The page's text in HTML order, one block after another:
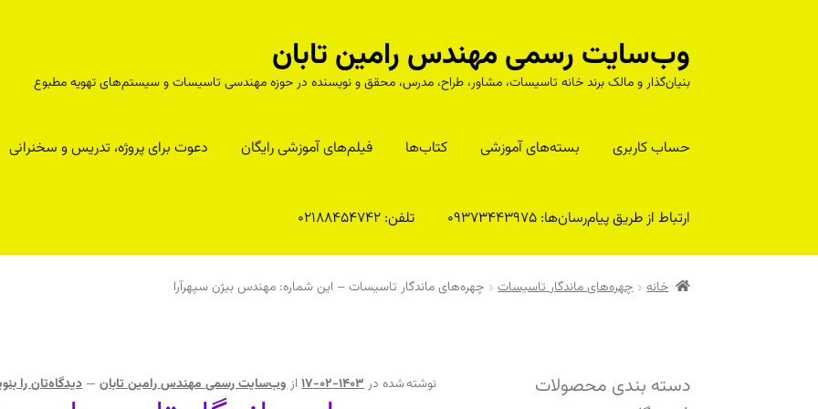
پرش
به
ناوبری
پرش
به
محتوا
وب‌سایت رسمی مهندس رامین تابان
بنیان‌گذار و مالک برند خانه تاسیسات، مشاور، طراح، مدرس، محقق و نویسنده در حوزه مهندسی تاسیسات و سیستم‌های تهویه مطبوع
حساب کاربری بسته‌های آموزشی کتا‌ب‌ها فیلم‌های آموزشی رایگان دعوت برای پروژه، تدریس و سخنرانی
ارتباط از طریق پیام‌رسان‌ها: 09373443975 تلفن: 02188454742
خانه چهره‌های ماندگار تاسیسات چهره‌های ماندگار تاسیسات – این شماره: مهندس بیژن سپهرآرا
نوشته شده در1403-02-17 ازوب‌سایت رسمی مهندس رامین تابان —دیدگاه‌تان را
دسته بندی محصولات